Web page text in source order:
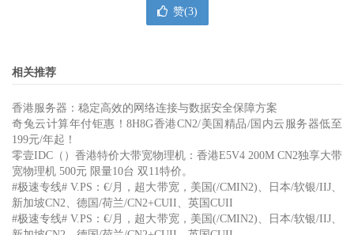
赞(3)
相关推荐
香港服务器：稳定高效的网络连接与数据安全保障方案
奇兔云计算年付钜惠！8H8G香港CN2/美国精品/国内云服务器低至
199元/年起！
零壹IDC（）香港特价大带宽物理机：香港E5V4 200M CN2独享大带
宽物理机 500元 限量10台 双11特价。
#极速专线# V.PS：€/月，超大带宽，美国(/CMIN2)、日本/软银/IIJ、
新加坡CN2、德国/荷兰/CN2+CUII、英国CUII
#极速专线# V.PS：€/月，超大带宽，美国(/CMIN2)、日本/软银/IIJ、